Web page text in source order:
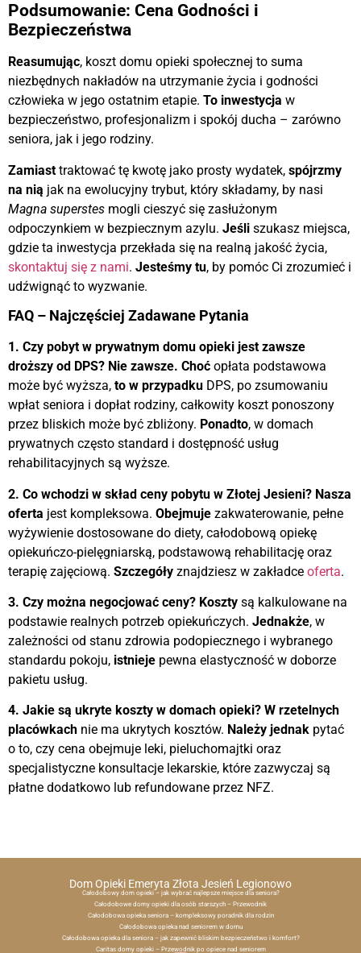
Podsumowanie: Cena Godności i
Bezpieczeństwa
Reasumując, koszt domu opieki społecznej to suma
niezbędnych nakładów na utrzymanie życia i godności
człowieka w jego ostatnim etapie. To inwestycja w
bezpieczeństwo, profesjonalizm i spokój ducha – zarówno
seniora, jak i jego rodziny.
Zamiast traktować tę kwotę jako prosty wydatek, spójrzmy
na nią jak na ewolucyjny trybut, który składamy, by nasi
Magna superstes mogli cieszyć się zasłużonym
odpoczynkiem w bezpiecznym azylu. Jeśli szukasz miejsca,
gdzie ta inwestycja przekłada się na realną jakość życia,
skontaktuj się z nami. Jesteśmy tu, by pomóc Ci zrozumieć i
udźwignąć to wyzwanie.
FAQ – Najczęściej Zadawane Pytania
1. Czy pobyt w prywatnym domu opieki jest zawsze
droższy od DPS? Nie zawsze. Choć opłata podstawowa
może być wyższa, to w przypadku DPS, po zsumowaniu
wpłat seniora i dopłat rodziny, całkowity koszt ponoszony
przez bliskich może być zbliżony. Ponadto, w domach
prywatnych często standard i dostępność usług
rehabilitacyjnych są wyższe.
2. Co wchodzi w skład ceny pobytu w Złotej Jesieni? Nasza
oferta jest kompleksowa. Obejmuje zakwaterowanie, pełne
wyżywienie dostosowane do diety, całodobową opiekę
opiekuńczo-pielęgniarską, podstawową rehabilitację oraz
terapię zajęciową. Szczegóły znajdziesz w zakładce oferta.
3. Czy można negocjować ceny? Koszty są kalkulowane na
podstawie realnych potrzeb opiekuńczych. Jednakże, w
zależności od stanu zdrowia podopiecznego i wybranego
standardu pokoju, istnieje pewna elastyczność w doborze
pakietu usług.
4. Jakie są ukryte koszty w domach opieki? W rzetelnych
placówkach nie ma ukrytych kosztów. Należy jednak pytać
o to, czy cena obejmuje leki, pieluchomajtki oraz
specjalistyczne konsultacje lekarskie, które zazwyczaj są
płatne dodatkowo lub refundowane przez NFZ.
Dom Opieki Emeryta Złota Jesień Legionowo
Całodobowy dom opieki – jak wybrać najlepsze miejsce dla seniora?
Całodobowe domy opieki dla osób starszych – Przewodnik
Całodobowa opieka seniora – kompleksowy poradnik dla rodzin
Całodobowa opieka nad seniorem w domu
Całodobowa opieka dla seniora – jak zapewnić bliskim bezpieczeństwo i komfort?
Caritas domy opieki – Przewodnik po opiece nad seniorem